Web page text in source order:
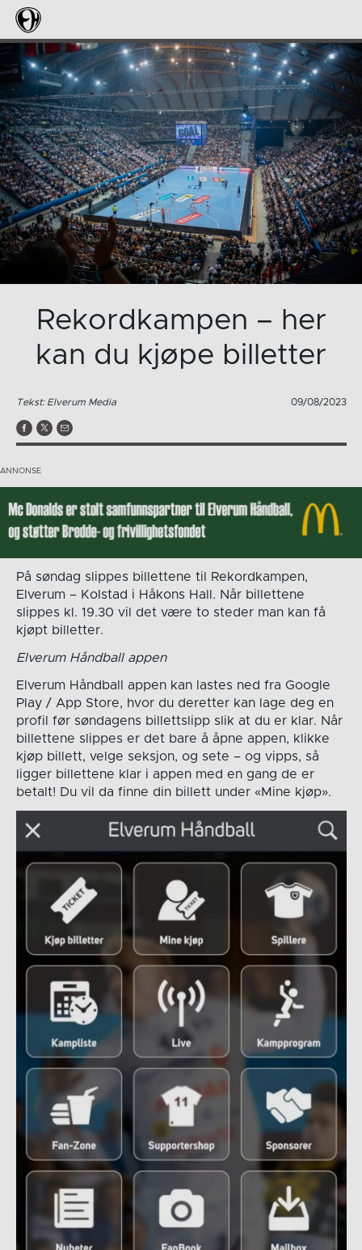
Rekordkampen – her
kan du kjøpe billetter
Tekst: Elverum Media 09/08/2023
På søndag slippes billettene til Rekordkampen,
Elverum – Kolstad i Håkons Hall. Når billettene
slippes kl. 19.30 vil det være to steder man kan få
kjøpt billetter.
Elverum Håndball appen
Elverum Håndball appen kan lastes ned fra Google
Play / App Store, hvor du deretter kan lage deg en
profil før søndagens billettslipp slik at du er klar. Når
billettene slippes er det bare å åpne appen, klikke
kjøp billett, velge seksjon, og sete – og vipps, så
ligger billettene klar i appen med en gang de er
betalt! Du vil da finne din billett under «Mine kjøp».